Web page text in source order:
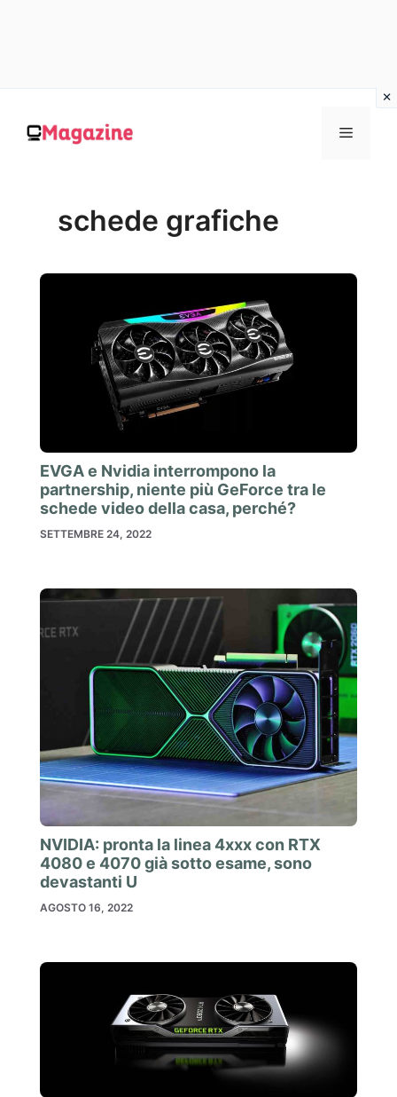
contenuto
MENU
schede grafiche
EVGA e Nvidia interrompono la
partnership, niente più GeForce tra le
schede video della casa, perché?
SETTEMBRE 24, 2022
NVIDIA: pronta la linea 4xxx con RTX
4080 e 4070 già sotto esame, sono
devastanti U
AGOSTO 16, 2022